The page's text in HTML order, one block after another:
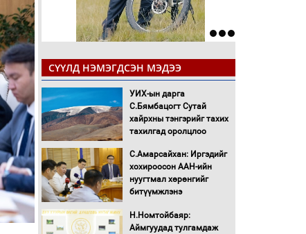
СҮҮЛД НЭМЭГДСЭН МЭДЭЭ
УИХ-ын дарга
С.Бямбацогт Сутай
хайрхны тэнгэрийг тахих
тахилгад оролцлоо
С.Амарсайхан: Иргэдийг
хохироосон ААН-ийн
нуугтмал хөрөнгийг
битүүмжлэнэ
Н.Номтойбаяр:
Аймгуудад тулгамдаж